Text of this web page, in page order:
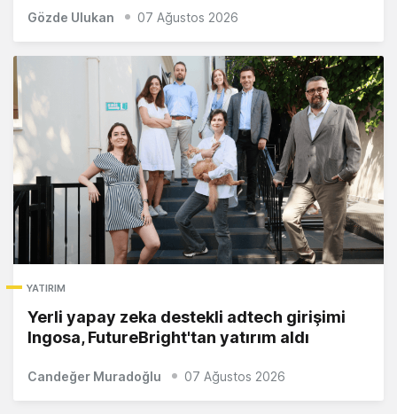
Gözde Ulukan 07 Ağustos 2026
YATIRIM
Yerli yapay zeka destekli adtech girişimi
Ingosa, FutureBright'tan yatırım aldı
Candeğer Muradoğlu 07 Ağustos 2026